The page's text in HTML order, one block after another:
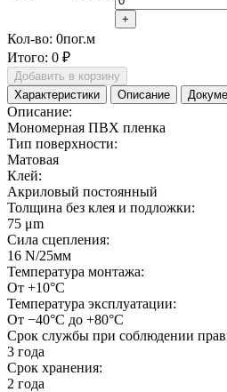
+
Кол-во: 0пог.м
Итого: 0 ₽
Добавить в корзину
Характеристики
Описание
Описание:
Мономерная ПВХ пленка
Тип поверхности:
Матовая
Клей:
Акриловый постоянный
Толщина без клея и подложки:
75 μm
Сила сцепления:
16 N/25мм
Температура монтажа:
От +10°С
Температура эксплуатации:
От −40°С до +80°С
Срок службы при соблюдении
3 года
Срок хранения:
2 года